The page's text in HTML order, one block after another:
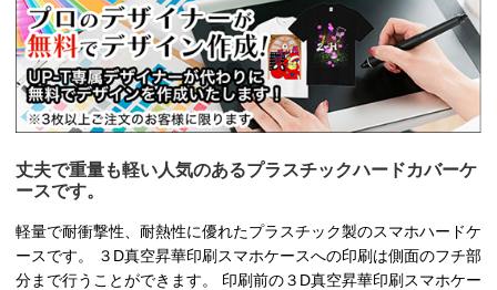
丈夫で重量も軽い人気のあるプラスチックハードカバーケ
ースです。
軽量で耐衝撃性、耐熱性に優れたプラスチック製のスマホハードケ
ースです。 ３D真空昇華印刷スマホケースへの印刷は側面のフチ部
分まで行うことができます。 印刷前の３D真空昇華印刷スマホケー